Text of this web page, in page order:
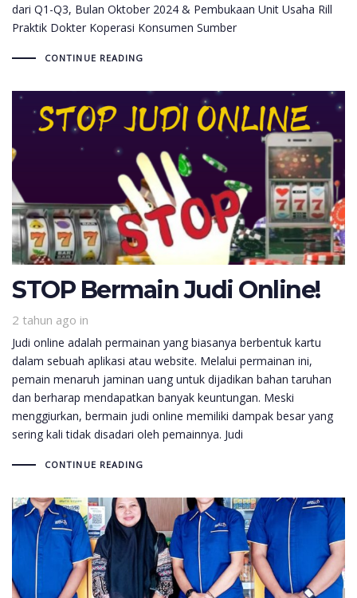
dari Q1-Q3, Bulan Oktober 2024 & Pembukaan Unit Usaha Rill
Praktik Dokter Koperasi Konsumen Sumber
CONTINUE READING
STOP Bermain Judi Online!
2 tahun ago in
Judi online adalah permainan yang biasanya berbentuk kartu
dalam sebuah aplikasi atau website. Melalui permainan ini,
pemain menaruh jaminan uang untuk dijadikan bahan taruhan
dan berharap mendapatkan banyak keuntungan. Meski
menggiurkan, bermain judi online memiliki dampak besar yang
sering kali tidak disadari oleh pemainnya. Judi
CONTINUE READING